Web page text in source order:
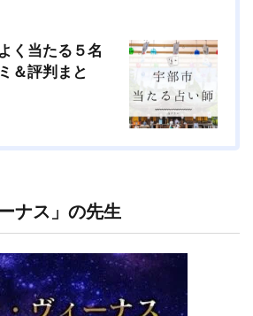
く当たる５名
＆評判まと
ナス」の先生